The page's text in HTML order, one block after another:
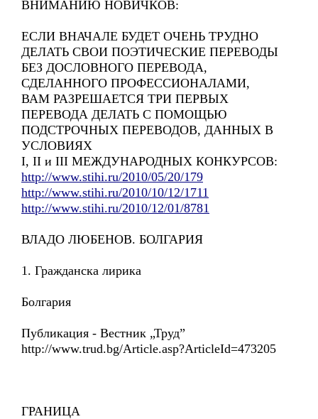
ВНИМАНИЮ НОВИЧКОВ:
ЕСЛИ ВНАЧАЛЕ БУДЕТ ОЧЕНЬ ТРУДНО
ДЕЛАТЬ СВОИ ПОЭТИЧЕСКИЕ ПЕРЕВОДЫ
БЕЗ ДОСЛОВНОГО ПЕРЕВОДА,
СДЕЛАННОГО ПРОФЕССИОНАЛАМИ,
ВАМ РАЗРЕШАЕТСЯ ТРИ ПЕРВЫХ
ПЕРЕВОДА ДЕЛАТЬ С ПОМОЩЬЮ
ПОДСТРОЧНЫХ ПЕРЕВОДОВ, ДАННЫХ В
УСЛОВИЯХ
I, II и III МЕЖДУНАРОДНЫХ КОНКУРСОВ:
http://www.stihi.ru/2010/05/20/179
http://www.stihi.ru/2010/10/12/1711
http://www.stihi.ru/2010/12/01/8781
ВЛАДО ЛЮБЕНОВ. БОЛГАРИЯ
1. Гражданска лирика
Болгария
Публикация - Вестник „Труд”
http://www.trud.bg/Article.asp?ArticleId=473205
ГРАНИЦА